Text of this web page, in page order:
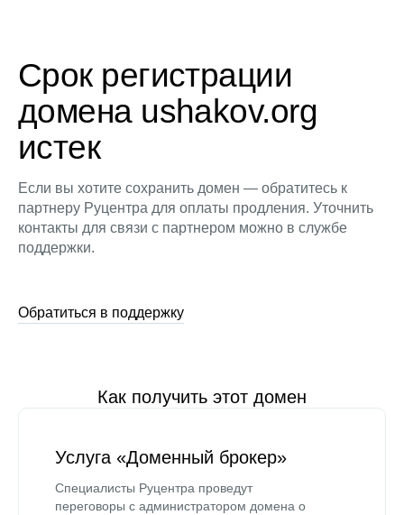
Срок регистрации
домена ushakov.org
истек
Если вы хотите сохранить домен — обратитесь к
партнеру Руцентра для оплаты продления. Уточнить
контакты для связи с партнером можно в службе
поддержки.
Обратиться в поддержку
Как получить этот домен
Услуга «Доменный брокер»
Специалисты Руцентра проведут
переговоры с администратором домена о